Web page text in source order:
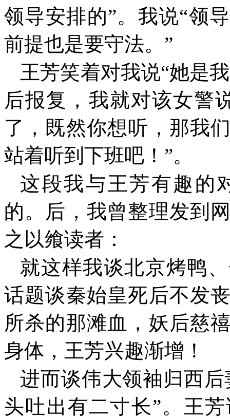
领导安排的”。我说“领
前提也是要守法。”
王芳笑着对我说“她是
后报复，我就对该女警
了，既然你想听，那我
站着听到下班吧！”。
这段我与王芳有趣的
的。后，我曾整理发到
之以飨读者：
就这样我谈北京烤鸭
话题谈秦始皇死后不发
所杀的那滩血，妖后慈
身体，王芳兴趣渐增！
进而谈伟大领袖归西
头吐出有二寸长”。王